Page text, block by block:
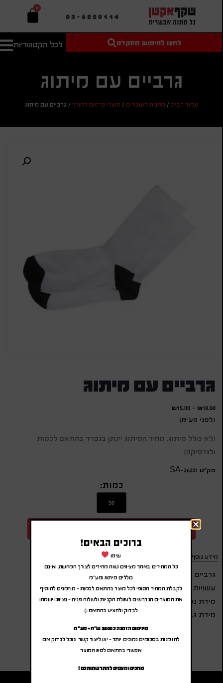
03-6850114
0
לכל הקטגוריות
טקסט חופשי
מחיר מיני'
חיפוש
לחצו לחיפוש מתקדם
גרביים עם מיתוג
עמוד הבית/ מתנות לעובדים/ מוצרי פרסום לחורף/ גרביים עם מיתוג
גרביים עם מיתוג
₪18.00
-
₪15.00
(לפני מע"מ)
(לא כולל מיתוג, מחיר המיתוג יינתן בנפרד בהתאם לכמות
ולגרפיקה)
מק״ט :SA-2622
כמות:
מידע נוסף
גרביים נוחות גמישות ורכות
עשויות בד פוליאסטר איכותי
מידת נשים: 36-39
מידת גברים: 41-44
ברוכים הבאים!
שימו
כל המחירים באתר מציגים טווח מחירים לצורך המחשה, ואינם
כוללים מיתוג ומע"מ
לקבלת המחיר הסופי לכל מוצר בהתאם לכמות – מוזמנים להוסיף
את המוצרים הנדרשים לעגלת הקניות ולשלוח פניה – נציגנו ישמחו
לבדוק ולהציע בהתאם :)
מינימום הזמנה כ 3500 ש"ח + מע"מ
להזמנות בסכומים נמוכים יותר – יש ליצור קשר ונוכל לבדוק אם
אפשרי בהתאם לסוג המוצר
מחכים ומצפים להתרשמותכם !